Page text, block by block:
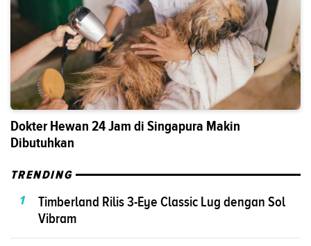
Dokter Hewan 24 Jam di Singapura Makin
Dibutuhkan
TRENDING
1
Timberland Rilis 3-Eye Classic Lug dengan Sol
Vibram